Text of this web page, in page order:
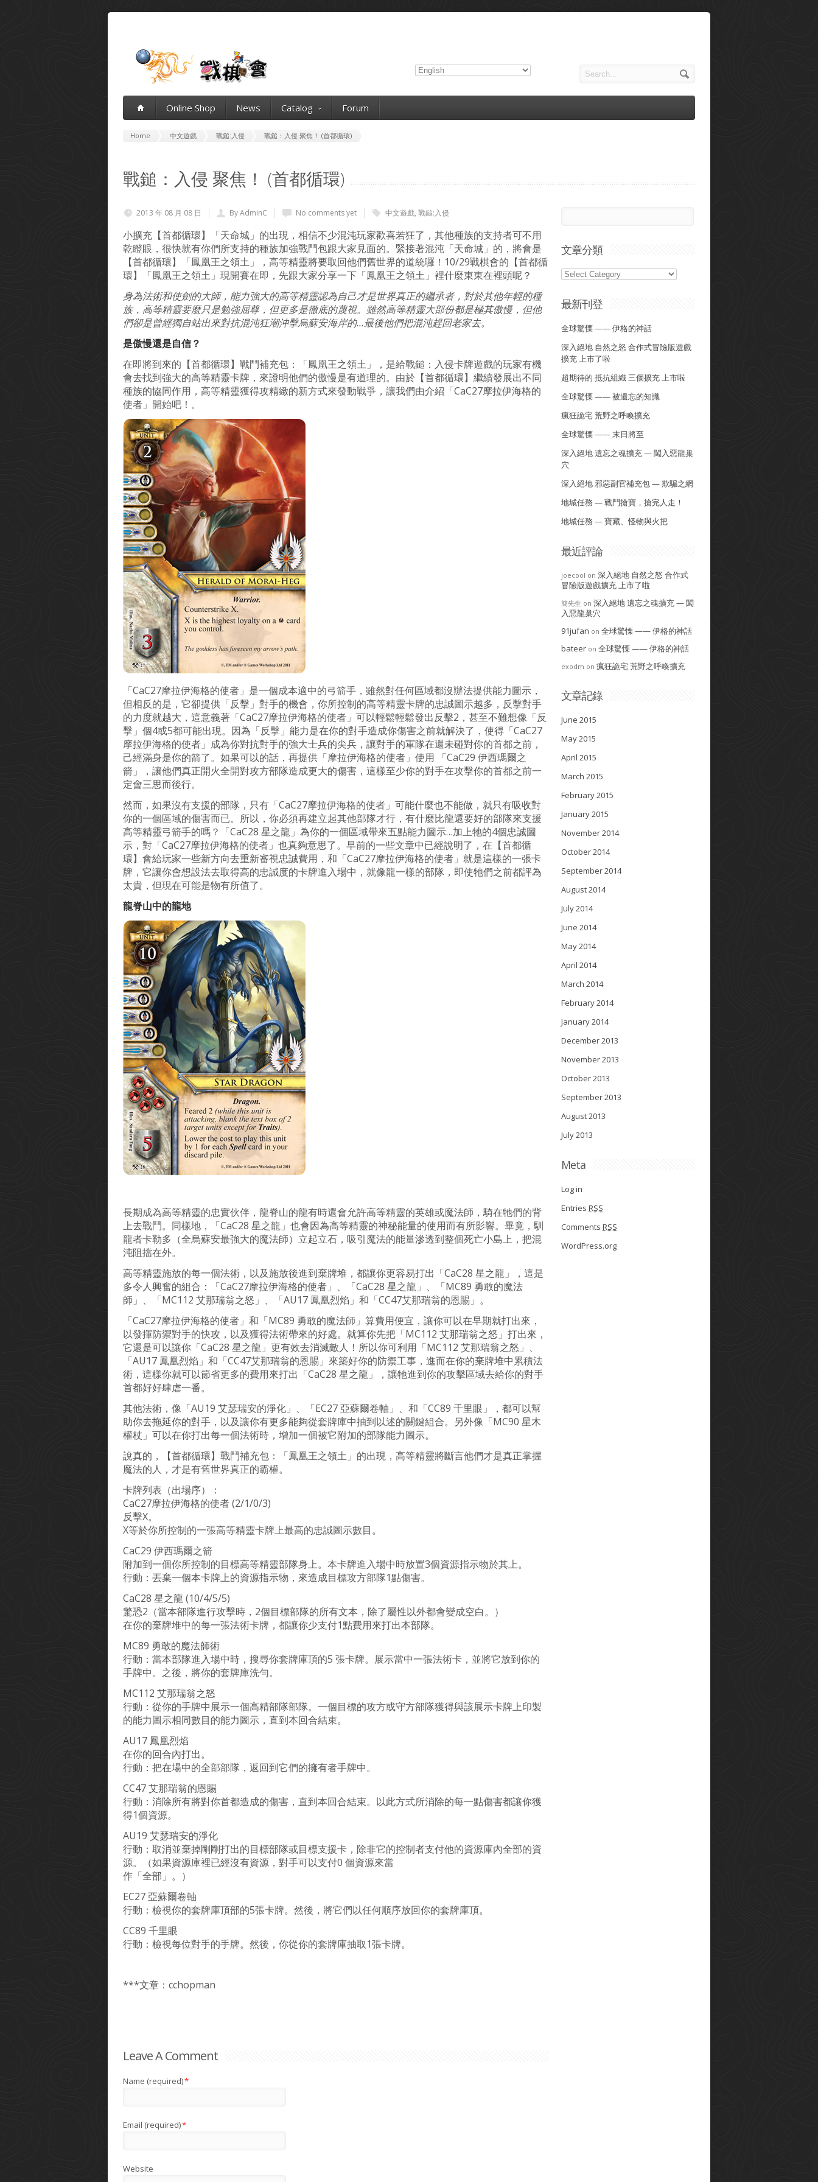
Online Shop News Catalog Forum
Home 中文遊戲 戰鎚:入侵 戰鎚：入侵 聚焦！ (首都循環)
戰鎚：入侵 聚焦！ (首都循環)
2013 年 08 月 08 日 By AdminC No comments yet 中文遊戲, 戰鎚:入侵
小擴充【首都循環】「天命城」的出現，相信不少混沌玩家歡喜若狂了，其他種族的支持者可不用
乾瞪眼，很快就有你們所支持的種族加強戰鬥包跟大家見面的。緊接著混沌「天命城」的，將會是
【首都循環】「鳳凰王之領土」，高等精靈將要取回他們舊世界的道統囉！10/29戰棋會的【首都循
環】「鳳凰王之領土」現開賽在即，先跟大家分享一下「鳳凰王之領土」裡什麼東東在裡頭呢？
身為法術和使劍的大師，能力強大的高等精靈認為自己才是世界真正的繼承者，對於其他年輕的種
族，高等精靈要麼只是勉強屈尊，但更多是徹底的蔑視。雖然高等精靈大部份都是極其傲慢，但他
們卻是曾經獨自站出來對抗混沌狂潮沖擊烏蘇安海岸的…最後他們把混沌趕回老家去。
是傲慢還是自信？
在即將到來的【首都循環】戰鬥補充包：「鳳凰王之領土」，是給戰鎚：入侵卡牌遊戲的玩家有機
會去找到強大的高等精靈卡牌，來證明他們的傲慢是有道理的。由於【首都循環】繼續發展出不同
種族的協同作用，高等精靈獲得攻精緻的新方式來發動戰爭，讓我們由介紹「CaC27摩拉伊海格的
使者」開始吧！。
「CaC27摩拉伊海格的使者」是一個成本適中的弓箭手，雖然對任何區域都沒辦法提供能力圖示，
但相反的是，它卻提供「反擊」對手的機會，你所控制的高等精靈卡牌的忠誠圖示越多，反擊對手
的力度就越大，這意義著「CaC27摩拉伊海格的使者」可以輕鬆輕鬆發出反擊2，甚至不難想像「反
擊」個4或5都可能出現。因為「反擊」能力是在你的對手造成你傷害之前就解決了，使得「CaC27
摩拉伊海格的使者」成為你對抗對手的強大士兵的尖兵，讓對手的軍隊在還未碰對你的首都之前，
己經滿身是你的箭了。如果可以的話，再提供「摩拉伊海格的使者」使用 「CaC29 伊西瑪爾之
箭」，讓他們真正開火全開對攻方部隊造成更大的傷害，這樣至少你的對手在攻擊你的首都之前一
定會三思而後行。
然而，如果沒有支援的部隊，只有「CaC27摩拉伊海格的使者」可能什麼也不能做，就只有吸收對
你的一個區域的傷害而已。所以，你必須再建立起其他部隊才行，有什麼比龍還要好的部隊來支援
高等精靈弓箭手的嗎？「CaC28 星之龍」為你的一個區域帶來五點能力圖示…加上牠的4個忠誠圖
示，對「CaC27摩拉伊海格的使者」也真夠意思了。早前的一些文章中已經說明了，在【首都循
環】會給玩家一些新方向去重新審視忠誠費用，和「CaC27摩拉伊海格的使者」就是這樣的一張卡
牌，它讓你會想設法去取得高的忠誠度的卡牌進入場中，就像龍一樣的部隊，即使牠們之前都評為
太貴，但現在可能是物有所值了。
龍脊山中的龍地
長期成為高等精靈的忠實伙伴，龍脊山的龍有時還會允許高等精靈的英雄或魔法師，騎在牠們的背
上去戰鬥。同樣地，「CaC28 星之龍」也會因為高等精靈的神秘能量的使用而有所影響。畢竟，馴
龍者卡勒多（全烏蘇安最強大的魔法師）立起立石，吸引魔法的能量滲透到整個死亡小島上，把混
沌阻擋在外。
高等精靈施放的每一個法術，以及施放後進到棄牌堆，都讓你更容易打出「CaC28 星之龍」，這是
多令人興奮的組合：「CaC27摩拉伊海格的使者」、「CaC28 星之龍」、「MC89 勇敢的魔法
師」、「MC112 艾那瑞翁之怒」、「AU17 鳳凰烈焰」和「CC47艾那瑞翁的恩賜」。
「CaC27摩拉伊海格的使者」和「MC89 勇敢的魔法師」算費用便宜，讓你可以在早期就打出來，
以發揮防禦對手的快攻，以及獲得法術帶來的好處。就算你先把「MC112 艾那瑞翁之怒」打出來，
它還是可以讓你「CaC28 星之龍」更有效去消滅敵人！所以你可利用「MC112 艾那瑞翁之怒」、
「AU17 鳳凰烈焰」和「CC47艾那瑞翁的恩賜」來築好你的防禦工事，進而在你的棄牌堆中累積法
術，這樣你就可以節省更多的費用來打出「CaC28 星之龍」，讓牠進到你的攻擊區域去給你的對手
首都好好肆虐一番。
其他法術，像「AU19 艾瑟瑞安的淨化」、「EC27 亞蘇爾卷軸」、和「CC89 千里眼」，都可以幫
助你去拖延你的對手，以及讓你有更多能夠從套牌庫中抽到以述的關鍵組合。另外像「MC90 星木
權杖」可以在你打出每一個法術時，增加一個被它附加的部隊能力圖示。
說真的，【首都循環】戰鬥補充包：「鳳凰王之領土」的出現，高等精靈將斷言他們才是真正掌握
魔法的人，才是有舊世界真正的霸權。
卡牌列表（出場序）：
CaC27摩拉伊海格的使者 (2/1/0/3)
反擊X。
X等於你所控制的一張高等精靈卡牌上最高的忠誠圖示數目。
CaC29 伊西瑪爾之箭
附加到一個你所控制的目標高等精靈部隊身上。本卡牌進入場中時放置3個資源指示物於其上。
行動：丟棄一個本卡牌上的資源指示物，來造成目標攻方部隊1點傷害。
CaC28 星之龍 (10/4/5/5)
驚恐2（當本部隊進行攻擊時，2個目標部隊的所有文本，除了屬性以外都會變成空白。）
在你的棄牌堆中的每一張法術卡牌，都讓你少支付1點費用來打出本部隊。
MC89 勇敢的魔法師術
行動：當本部隊進入場中時，搜尋你套牌庫頂的5 張卡牌。展示當中一張法術卡，並將它放到你的
手牌中。之後，將你的套牌庫洗勻。
MC112 艾那瑞翁之怒
行動：從你的手牌中展示一個高精部隊部隊。一個目標的攻方或守方部隊獲得與該展示卡牌上印製
的能力圖示相同數目的能力圖示，直到本回合結束。
AU17 鳳凰烈焰
在你的回合內打出。
行動：把在場中的全部部隊，返回到它們的擁有者手牌中。
CC47 艾那瑞翁的恩賜
行動：消除所有將對你首都造成的傷害，直到本回合結束。以此方式所消除的每一點傷害都讓你獲
得1個資源。
AU19 艾瑟瑞安的淨化
行動：取消並棄掉剛剛打出的目標部隊或目標支援卡，除非它的控制者支付他的資源庫內全部的資
源。（如果資源庫裡已經沒有資源，對手可以支付0 個資源來當
作「全部」。）
EC27 亞蘇爾卷軸
行動：檢視你的套牌庫頂部的5張卡牌。然後，將它們以任何順序放回你的套牌庫頂。
CC89 千里眼
行動：檢視每位對手的手牌。然後，你從你的套牌庫抽取1張卡牌。
***文章：cchopman
Leave A Comment
Name (required)*
Email (required)*
Website
文章分類
最新刊登
全球驚慄 —— 伊格的神話
深入絕地 自然之怒 合作式冒險版遊戲
擴充 上市了啦
超期待的 抵抗組織 三個擴充 上市啦
全球驚慄 —— 被遺忘的知識
瘋狂詭宅 荒野之呼喚擴充
全球驚慄 —— 末日將至
深入絕地 遺忘之魂擴充 — 闖入惡龍巢
穴
深入絕地 邪惡副官補充包 — 欺騙之網
地城任務 — 戰鬥搶寶，搶完人走！
地城任務 — 寶藏、怪物與火把
最近評論
joecool on 深入絕地 自然之怒 合作式
冒險版遊戲擴充 上市了啦
簡先生 on 深入絕地 遺忘之魂擴充 — 闖
入惡龍巢穴
91jufan on 全球驚慄 —— 伊格的神話
bateer on 全球驚慄 —— 伊格的神話
exodm on 瘋狂詭宅 荒野之呼喚擴充
文章記錄
June 2015
May 2015
April 2015
March 2015
February 2015
January 2015
November 2014
October 2014
September 2014
August 2014
July 2014
June 2014
May 2014
April 2014
March 2014
February 2014
January 2014
December 2013
November 2013
October 2013
September 2013
August 2013
July 2013
Meta
Log in
Entries RSS
Comments RSS
WordPress.org